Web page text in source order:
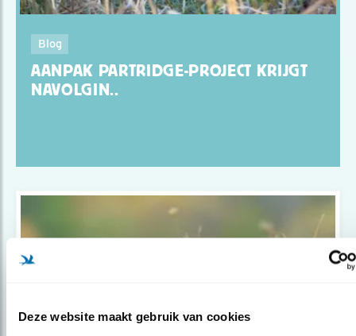
Deze website maakt gebruik van cookies
Blog
AANPAK PARTRIDGE-PROJECT KRIJGT
NAVOLGIN..